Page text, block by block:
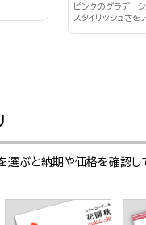
ピンクのグラデー
スタイリッシュさを
選ぶと納期や価格を確認し